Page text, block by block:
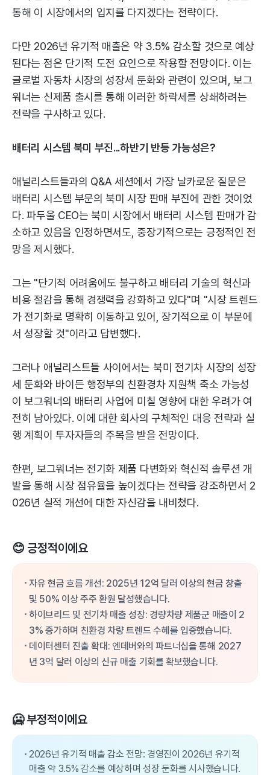
통해 이 시장에서의 입지를 다지겠다는 전략이다.
다만 2026년 유기적 매출은 약 3.5% 감소할 것으로 예상
된다는 점은 단기적 도전 요인으로 작용할 전망이다. 이는
글로벌 자동차 시장의 성장세 둔화와 관련이 있으며, 보그
워너는 신제품 출시를 통해 이러한 하락세를 상쇄하려는
전략을 구사하고 있다.
배터리 시스템 북미 부진...하반기 반등 가능성은?
애널리스트들과의 Q&A 세션에서 가장 날카로운 질문은
배터리 시스템 부문의 북미 시장 판매 부진에 관한 것이었
다. 파두울 CEO는 북미 시장에서 배터리 시스템 판매가 감
소하고 있음을 인정하면서도, 중장기적으로는 긍정적인 전
망을 제시했다.
그는 "단기적 어려움에도 불구하고 배터리 기술의 혁신과
비용 절감을 통해 경쟁력을 강화하고 있다"며 "시장 트렌드
가 전기화로 명확히 이동하고 있어, 장기적으로 이 부문에
서 성장할 것"이라고 답변했다.
그러나 애널리스트들 사이에서는 북미 전기차 시장의 성장
세 둔화와 바이든 행정부의 친환경차 지원책 축소 가능성
이 보그워너의 배터리 사업에 미칠 영향에 대한 우려가 여
전히 남아있다. 이에 대한 회사의 구체적인 대응 전략과 실
행 계획이 투자자들의 주목을 받을 전망이다.
한편, 보그워너는 전기화 제품 다변화와 혁신적 솔루션 개
발을 통해 시장 점유율을 높이겠다는 전략을 강조하면서 2
026년 실적 개선에 대한 자신감을 내비쳤다.
😊 긍정적이에요
자유 현금 흐름 개선: 2025년 12억 달러 이상의 현금 창출
및 50% 이상 주주 환원 달성했습니다.
하이브리드 및 전기차 매출 성장: 경량차량 제품군 매출이 2
3% 증가하며 친환경 차량 트렌드 수혜를 입증했습니다.
데이터센터 진출 확대: 엔데버와의 파트너십을 통해 2027
년 3억 달러 이상의 신규 매출 기회를 확보했습니다.
🥶 부정적이에요
2026년 유기적 매출 감소 전망: 경영진이 2026년 유기적
매출 약 3.5% 감소를 예상하며 성장 둔화를 시사했습니다.